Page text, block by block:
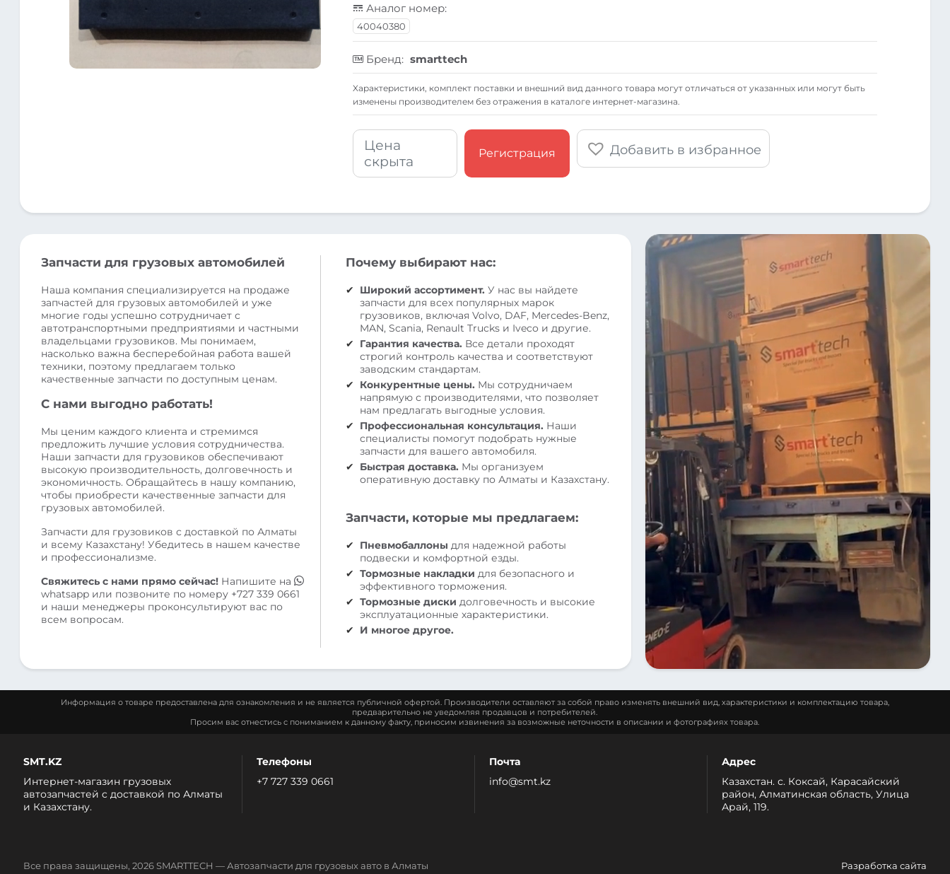
Аналог номер:
40040380
Бренд: smarttech
Xарактеристики, комплект поставки и внешний вид данного товара могут отличаться от указанных или могут быть
изменены производителем без отражения в каталоге интернет-магазина.
Цена
скрыта
Регистрация Добавить в избранное
Запчасти для грузовых автомобилей
Наша компания специализируется на продаже
запчастей для грузовых автомобилей и уже
многие годы успешно сотрудничает с
автотранспортными предприятиями и частными
владельцами грузовиков. Мы понимаем,
насколько важна бесперебойная работа вашей
техники, поэтому предлагаем только
качественные запчасти по доступным ценам.
С нами выгодно работать!
Мы ценим каждого клиента и стремимся
предложить лучшие условия сотрудничества.
Наши запчасти для грузовиков обеспечивают
высокую производительность, долговечность и
экономичность. Обращайтесь в нашу компанию,
чтобы приобрести качественные запчасти для
грузовых автомобилей.
Запчасти для грузовиков с доставкой по Алматы
и всему Казахстану! Убедитесь в нашем качестве
и профессионализме.
Свяжитесь с нами прямо сейчас! Напишите на
whatsapp или позвоните по номеру +727 339 0661
и наши менеджеры проконсультируют вас по
всем вопросам.
Почему выбирают нас:
Широкий ассортимент. У нас вы найдете
запчасти для всех популярных марок
грузовиков, включая Volvo, DAF, Mercedes-Benz,
MAN, Scania, Renault Trucks и Iveco и другие.
Гарантия качества. Все детали проходят
строгий контроль качества и соответствуют
заводским стандартам.
Конкурентные цены. Мы сотрудничаем
напрямую с производителями, что позволяет
нам предлагать выгодные условия.
Профессиональная консультация. Наши
специалисты помогут подобрать нужные
запчасти для вашего автомобиля.
Быстрая доставка. Мы организуем
оперативную доставку по Алматы и Казахстану.
Запчасти, которые мы предлагаем:
Пневмобаллоны для надежной работы
подвески и комфортной езды.
Тормозные накладки для безопасного и
эффективного торможения.
Тормозные диски долговечность и высокие
эксплуатационные характеристики.
И многое другое.
Информация о товаре предоставлена для ознакомления и не является публичной офертой. Производители оставляют за собой право изменять внешний вид, характеристики и комплектацию товара,
предварительно не уведомляя продавцов и потребителей.
Просим вас отнестись с пониманием к данному факту, приносим извинения за возможные неточности в описании и фотографиях товара.
SMT.KZ
Интернет-магазин грузовых
автозапчастей c доставкой по Алматы
и Казахстану.
Телефоны
+7 727 339 0661
Почта
info@smt.kz
Адрес
Казахстан. с. Коксай, Карасайский
район, Алматинская область, Улица
Арай, 119.
Все права защищены, 2026 SMARTTECH — Автозапчасти для грузовых авто в Алматы Разработка сайта